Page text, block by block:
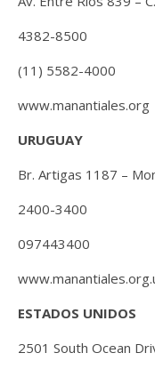
4382-8500
(11) 5582-4000
www.manantiales.org
URUGUAY
Br. Artigas 1187 –
2400-3400
097443400
ESTADOS UNIDOS
2501 South Ocean